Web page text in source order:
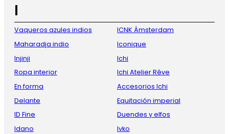
I
Vaqueros azules indios
Maharadja indio
Injinji
Ropa interior
En forma
Delante
ID Fine
Idano
ICNK Ámsterdam
Iconique
Ichi
Ichi Atelier Rêve
Accesorios Ichi
Equitación imperial
Duendes y elfos
Ivko